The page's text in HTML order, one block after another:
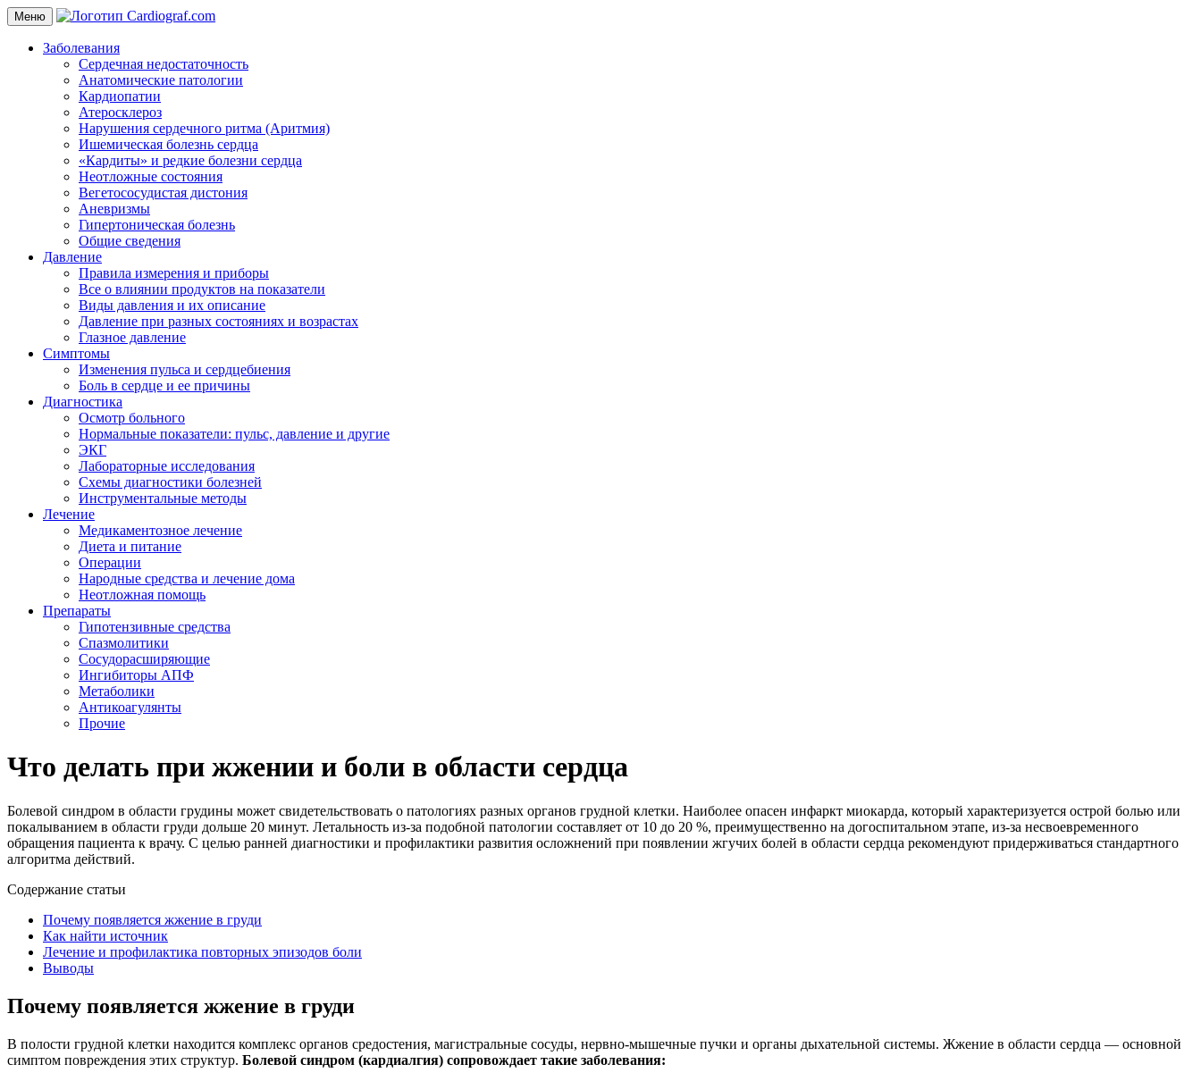
Меню
Заболевания
Сердечная недостаточность
Анатомические патологии
Кардиопатии
Атеросклероз
Нарушения сердечного ритма (Аритмия)
Ишемическая болезнь сердца
«Кардиты» и редкие болезни сердца
Неотложные состояния
Вегетососудистая дистония
Аневризмы
Гипертоническая болезнь
Общие сведения
Давление
Правила измерения и приборы
Все о влиянии продуктов на показатели
Виды давления и их описание
Давление при разных состояниях и возрастах
Глазное давление
Симптомы
Изменения пульса и сердцебиения
Боль в сердце и ее причины
Диагностика
Осмотр больного
Нормальные показатели: пульс, давление и другие
ЭКГ
Лабораторные исследования
Схемы диагностики болезней
Инструментальные методы
Лечение
Медикаментозное лечение
Диета и питание
Операции
Народные средства и лечение дома
Неотложная помощь
Препараты
Гипотензивные средства
Спазмолитики
Сосудорасширяющие
Ингибиторы АПФ
Метаболики
Антикоагулянты
Прочие
Что делать при жжении и боли в области сердца
Болевой синдром в области грудины может свидетельствовать о патологиях разных органов грудной клетки. Наиболее опасен инфаркт миокарда, который характеризуется острой болью или
покалыванием в области груди дольше 20 минут. Летальность из-за подобной патологии составляет от 10 до 20 %, преимущественно на догоспитальном этапе, из-за несвоевременного
обращения пациента к врачу. С целью ранней диагностики и профилактики развития осложнений при появлении жгучих болей в области сердца рекомендуют придерживаться стандартного
алгоритма действий.
Содержание статьи
Почему появляется жжение в груди
Как найти источник
Лечение и профилактика повторных эпизодов боли
Выводы
Почему появляется жжение в груди
В полости грудной клетки находится комплекс органов средостения, магистральные сосуды, нервно-мышечные пучки и органы дыхательной системы. Жжение в области сердца — основной
симптом повреждения этих структур. Болевой синдром (кардиалгия) сопровождает такие заболевания: